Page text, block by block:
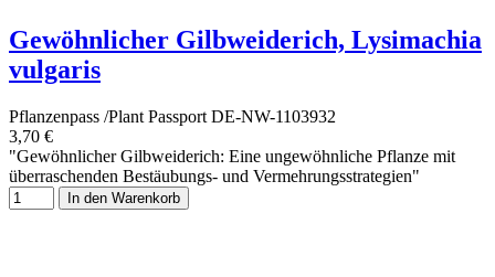
Gewöhnlicher Gilbweiderich, Lysimachia
vulgaris
Pflanzenpass /Plant Passport DE-NW-1103932
3,70 €
"Gewöhnlicher Gilbweiderich: Eine ungewöhnliche Pflanze mit
überraschenden Bestäubungs- und Vermehrungsstrategien"
In den Warenkorb